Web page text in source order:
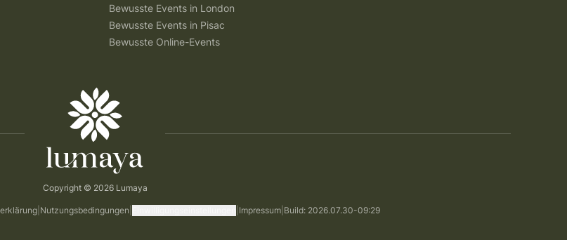
Bewusste Events in London
Bewusste Events in Pisac
Bewusste Online-Events
Copyright © 2026 Lumaya
Nutzungsbedingungen Impressum Build: 2026.07.30-09:29